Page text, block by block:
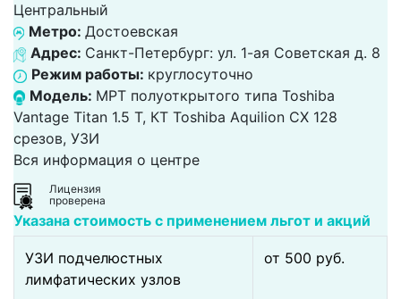
Центральный
Метро: Достоевская
Адрес: Санкт-Петербург: ул. 1-ая Советская д. 8
Режим работы: круглосуточно
Модель: МРТ полуоткрытого типа Toshiba
Vantage Titan 1.5 Т, КТ Toshiba Aquilion CX 128
срезов, УЗИ
Вся информация о центре
Лицензия
проверена
Указана стоимость с применением льгот и акций
УЗИ подчелюстных
лимфатических узлов
от 500 pуб.